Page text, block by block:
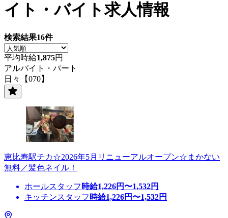
イト・バイト求人情報
検索結果16件
平均時給1,875円
アルバイト・パート
日々【070】
恵比寿駅チカ☆2026年5月リニューアルオープン☆まかない
無料／髪色ネイル！
ホールスタッフ 時給1,226円〜1,532円
キッチンスタッフ 時給1,226円〜1,532円